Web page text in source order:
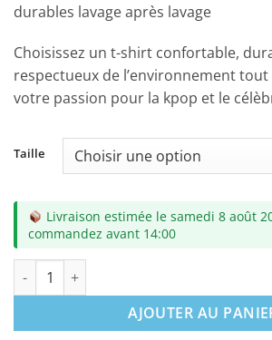
durables lavage après lavage
Choisissez un t-shirt confortable,
respectueux de l’environnement
votre passion pour la kpop et le
Taille
Livraison estimée le samedi 8 août
commandez avant 14:00
quantité de Tshirt - We Purple You Army
AJOUTER AU